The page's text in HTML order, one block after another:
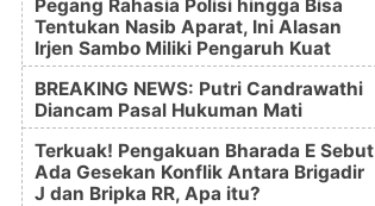
Pegang Rahasia Polisi hingga Bisa
Tentukan Nasib Aparat, Ini Alasan
Irjen Sambo Miliki Pengaruh Kuat
BREAKING NEWS: Putri Candrawathi
Diancam Pasal Hukuman Mati
Terkuak! Pengakuan Bharada E Sebut
Ada Gesekan Konflik Antara Brigadir
J dan Bripka RR, Apa itu?